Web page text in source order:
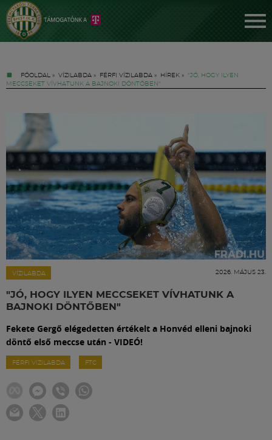
FŐOLDAL » VÍZILABDA » FÉRFI VÍZILABDA » HÍREK »
"JÓ, HOGY ILYEN
MECCSEKET VÍVHATUNK A BAJNOKI DÖNTŐBEN"
VÍZILABDA 2026. MÁJUS 23.
"JÓ, HOGY ILYEN MECCSEKET VÍVHATUNK A
BAJNOKI DÖNTŐBEN"
Fekete Gergő elégedetten értékelt a Honvéd elleni bajnoki
döntő első meccse után - VIDEÓ!
FÉRFI VÍZILABDA FTC
Jegyek
FM YouTube +
Hírek
Labdarúgás
Meccscenter
Klub